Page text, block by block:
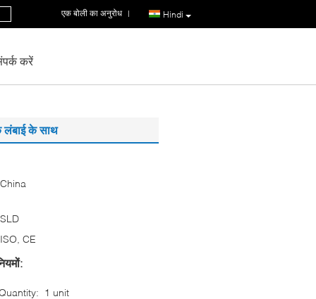
Hindi
एक बोली का अनुरोध |
करें
लंबाई के साथ
China
SLD
ISO, CE
1 unit